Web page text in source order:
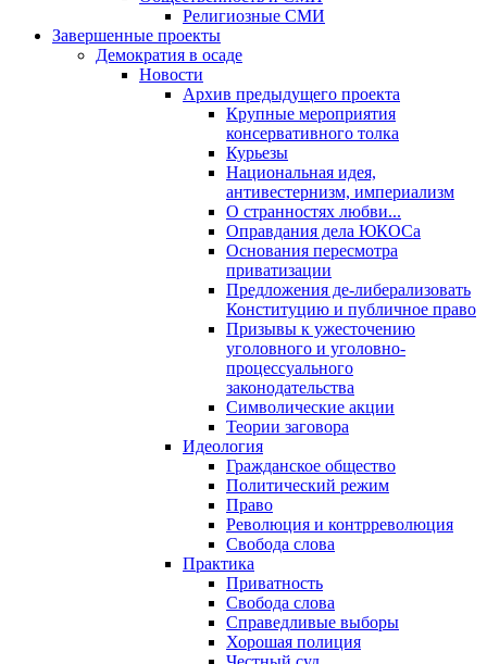
Религиозные СМИ
Завершенные проекты
Демократия в осаде
Новости
Архив предыдущего проекта
Крупные мероприятия
консервативного толка
Курьезы
Национальная идея,
антивестернизм, империализм
О странностях любви...
Оправдания дела ЮКОСа
Основания пересмотра
приватизации
Предложения де-либерализовать
Конституцию и публичное право
Призывы к ужесточению
уголовного и уголовно-
процессуального
законодательства
Символические акции
Теории заговора
Идеология
Гражданское общество
Политический режим
Право
Революция и контрреволюция
Свобода слова
Практика
Приватность
Свобода слова
Справедливые выборы
Хорошая полиция